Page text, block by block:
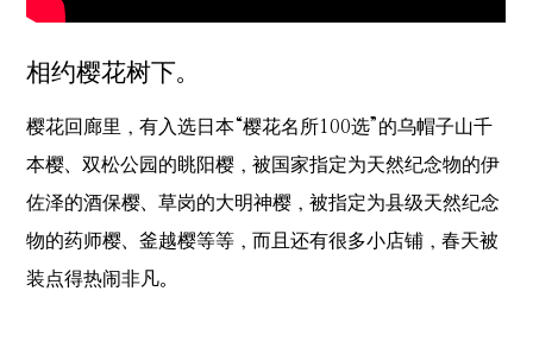
相约樱花树下。
樱花回廊里，有入选日本“樱花名所100选”的乌帽子山千
本樱、双松公园的眺阳樱，被国家指定为天然纪念物的伊
佐泽的酒保樱、草岗的大明神樱，被指定为县级天然纪念
物的药师樱、釜越樱等等，而且还有很多小店铺，春天被
装点得热闹非凡。